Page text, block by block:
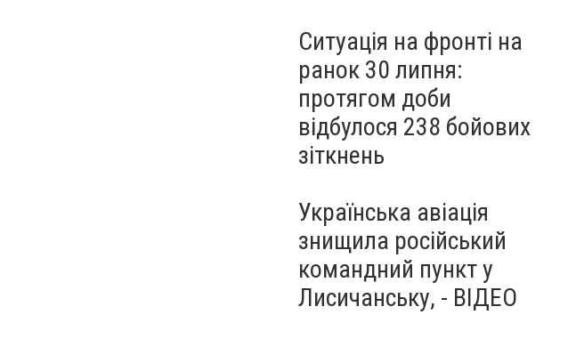
Ситуація на фронті на
ранок 30 липня:
протягом доби
відбулося 238 бойових
зіткнень
Українська авіація
знищила російський
командний пункт у
Лисичанську, - ВІДЕО